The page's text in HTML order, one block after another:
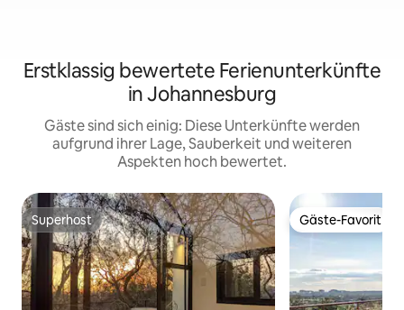
Erstklassig bewertete Ferienunterkünfte
in Johannesburg
Gäste sind sich einig: Diese Unterkünfte werden
aufgrund ihrer Lage, Sauberkeit und weiteren
Aspekten hoch bewertet.
Superhost
Superhost Gäste-Favorit
Gäste-Favorit